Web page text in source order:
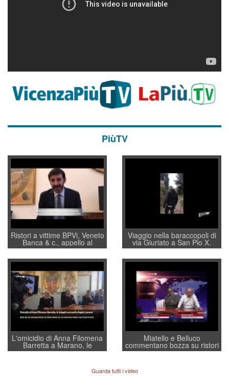
PiùTV
Ristori a vittime BPVi, Veneto
Banca & c., appello al
sottosegretario Alessio
Villarosa: per mettere ordine
convochi con Di Maio CNCU
a supporto della cabina di
regia al Mef
Viaggio nella baraccopoli di
via Giuriato a San Pio X.
Vicenza ai Vicentini: “faremo
un regalo di Natale ai
residenti”
L'omicidio di Anna Filomena
Barretta a Marano, le
indagini dei carabinieri di
Lavarra: più avvincenti di
quelle di... Barbara D'Urso
Miatello e Belluco
commentano bozza su ristori
BPVi e Veneto Banca
Guarda tutti i video